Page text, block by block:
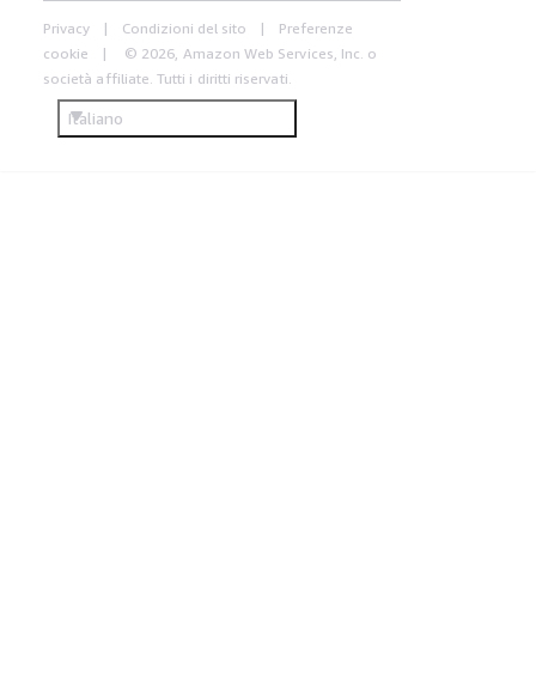
Privacy Condizioni del sito
Preferenze
cookie
© 2026, Amazon Web Services, Inc. o
società affiliate. Tutti i diritti riservati.
Italiano